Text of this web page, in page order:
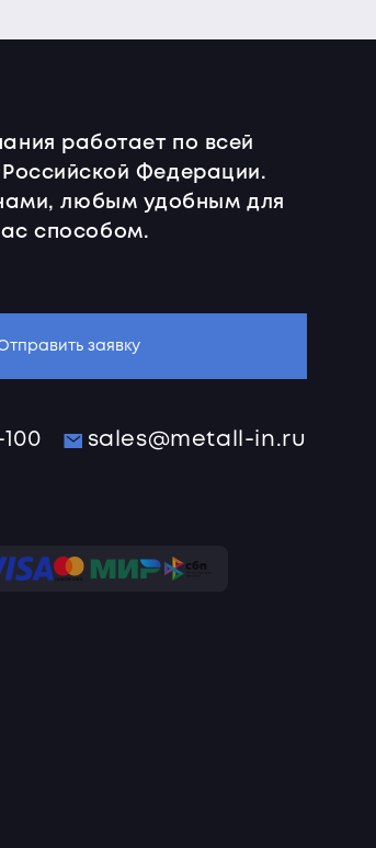
работает по всей
Российской Федерации.
любым удобным для
способом.
заявку
100 sales@metall-in.ru